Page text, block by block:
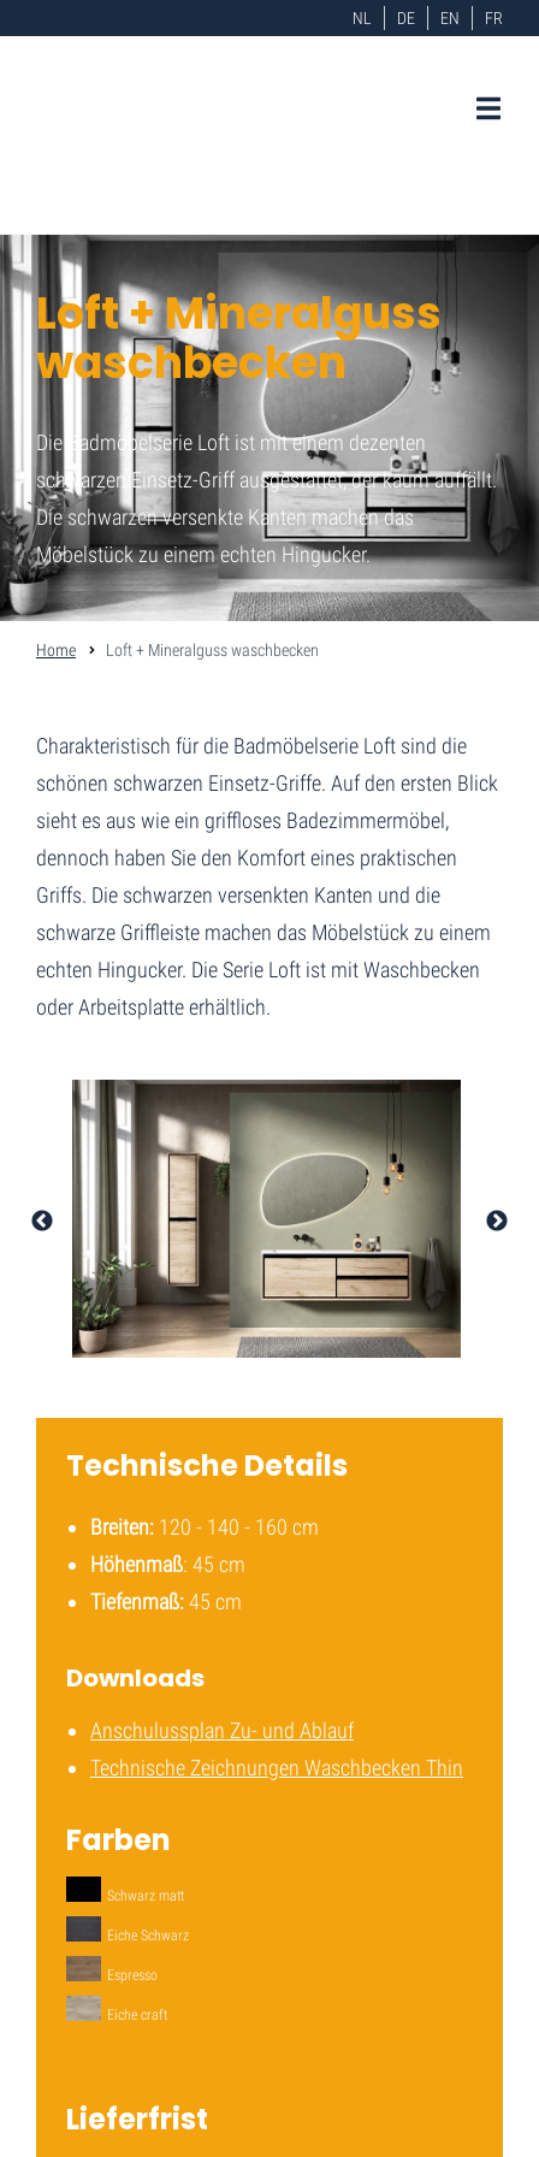
NL DE EN FR
Loft + Mineralguss
waschbecken
Die Badmöbelserie Loft ist mit einem dezenten
schwarzen Einsetz-Griff ausgestattet, der kaum auffällt.
Die schwarzen versenkte Kanten machen das
Möbelstück zu einem echten Hingucker.
Home Loft + Mineralguss waschbecken
Charakteristisch für die Badmöbelserie Loft sind die
schönen schwarzen Einsetz-Griffe. Auf den ersten Blick
sieht es aus wie ein griffloses Badezimmermöbel,
dennoch haben Sie den Komfort eines praktischen
Griffs. Die schwarzen versenkten Kanten und die
schwarze Griffleiste machen das Möbelstück zu einem
echten Hingucker. Die Serie Loft ist mit Waschbecken
oder Arbeitsplatte erhältlich.
Technische Details
Breiten: 120 - 140 - 160 cm
Höhenmaß: 45 cm
Tiefenmaß:45 cm
Downloads
Anschulussplan Zu- und Ablauf
Technische Zeichnungen Waschbecken Thin
Farben
Schwarz matt
Eiche Schwarz
Espresso
Eiche craft
Lieferfrist